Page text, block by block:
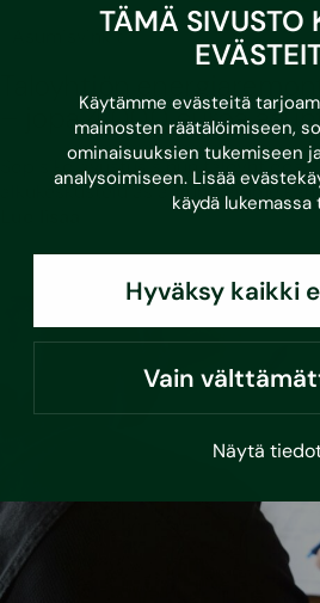
TÄMÄ SIVUSTO
Käytämme evästeitä
mainosten räätälöimiseen,
ominaisuuksien tukemiseen
analysoimiseen. Lisää
käydä lukemassa
Hyväksy kaikki
Vain
Näytä
Asumisvinkit •17.6.2026
Taloyhtiön
– jopa 4 000 euroa
Sopisiko avustus sinun
alkukeskustelu asiantuntijamme